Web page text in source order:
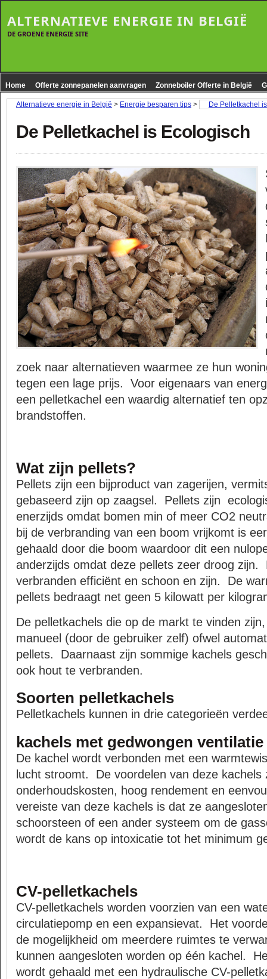
ALTERNATIEVE ENERGIE IN BELGIË
DE GROENE ENERGIE SITE
Home Offerte zonnepanelen aanvragen Zonneboiler Offerte in België
Alternatieve energie in België > Energie besparen tips > De Pelletkachel
De Pelletkachel is Ecologisch
zoek naar alternatieven waarmee ze hun
tegen een lage prijs. Voor eigenaars van
een pelletkachel een waardig alternatief ten
brandstoffen.
Wat zijn pellets?
Pellets zijn een bijproduct van zagerijen,
gebaseerd zijn op zaagsel. Pellets zijn
enerzijds omdat bomen min of meer CO2
bij de verbranding van een boom vrijkomt is
gehaald door die boom waardoor dit een
anderzijds omdat deze pellets zeer droog zijn.
verbranden efficiënt en schoon en zijn. De
pellets bedraagt net geen 5 kilowatt per
De pelletkachels die op de markt te vinden
manueel (door de gebruiker zelf) ofwel
pellets. Daarnaast zijn sommige kachels
ook hout te verbranden.
Soorten pelletkachels
Pelletkachels kunnen in drie categorieën
kachels met gedwongen ventilatie
De kachel wordt verbonden met een
lucht stroomt. De voordelen van deze
onderhoudskosten, hoog rendement en
vereiste van deze kachels is dat ze
schoorsteen of een ander systeem om de
wordt de kans op intoxicatie tot het minimum
CV-pelletkachels
CV-pelletkachels worden voorzien van een
circulatiepomp en een expansievat. Het
de mogelijkheid om meerdere ruimtes te
kunnen aangesloten worden op één kachel.
wordt gehaald met een hydraulische CV-